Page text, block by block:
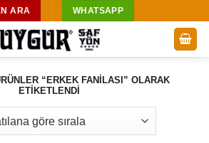
ARA WHATSAPP
“ERKEK FANILASI” OLARAK
ETIKETLENDI